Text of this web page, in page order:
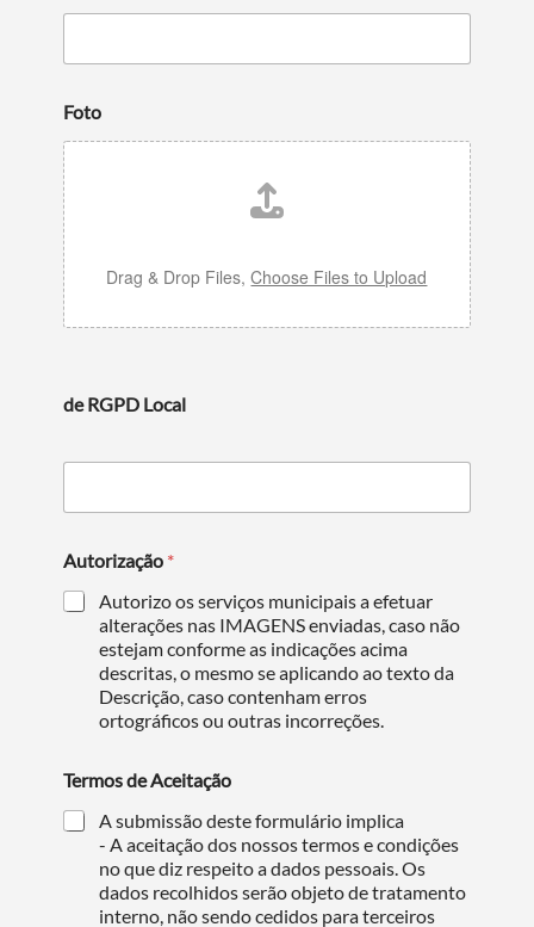
Termo de Pesquisa
Categorias gerais
Foto
Drag & Drop Files,Choose Files to Upload
de RGPD Local
Autorização *
Autorizo os serviços municipais a efetuar
alterações nas IMAGENS enviadas, caso não
estejam conforme as indicações acima
descritas, o mesmo se aplicando ao texto da
Descrição, caso contenham erros
ortográficos ou outras incorreções.
Termos de Aceitação
A submissão deste formulário implica
- A aceitação dos nossos termos e condições
no que diz respeito a dados pessoais. Os
dados recolhidos serão objeto de tratamento
interno, não sendo cedidos para terceiros